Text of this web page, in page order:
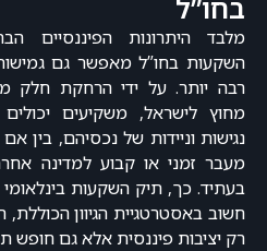
בחו”ל
מלבד היתרונות הפיננסיים
השקעות בחו”ל מאפשר גם גמישות
רבה יותר. על ידי הרחקת חלק
מחוץ לישראל, משקיעים
נגישות וניידות של נכסיהם, בין
מעבר זמני או קבוע למדינה
בעתיד. כך, תיק השקעות בינלאומי
חשוב באסטרטגיית הגיוון
רק יציבות פיננסית אלא גם חופש